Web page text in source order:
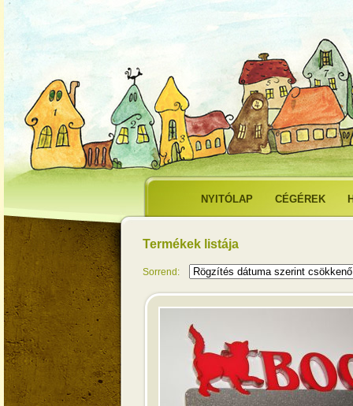
NYITÓLAP CÉGÉREK
Termékek listája
Sorrend: